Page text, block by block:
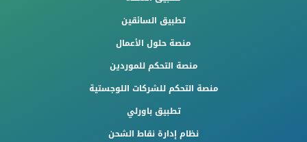
تطبيق السائقين
منصة حلول الأعمال
منصة التحكم للموردين
منصة التحكم للشركات اللوجستية
تطبيق باورلي
نظام إدارة نقاط الشحن